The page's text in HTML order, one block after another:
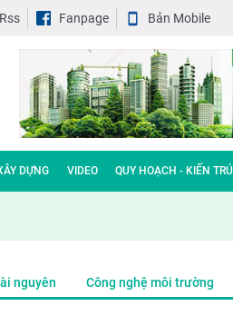
Rss Fanpage Bản Mobile
DỰNG VIDEO QUY HOẠCH - KIẾN
nguyên Công nghệ môi trường